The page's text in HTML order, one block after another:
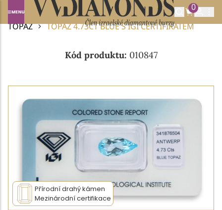
0
Domů
DRAHOKAMY A POLODRAHOKAMY
TOPAZ
TOPAZ 4.73CT BLUE S IGI CERTIFIKÁTEM
Kód produktu: 010847
Přírodní drahý kámen
Mezinárodní certifikace